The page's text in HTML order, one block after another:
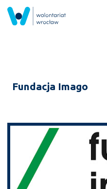
Przejdź
Fundacja Imago